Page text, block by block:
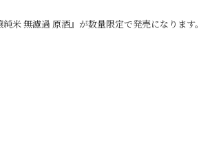
無濾過 原酒』が数量限定で発売になります。